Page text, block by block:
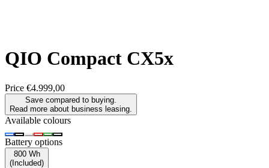
QIO Compact CX5x
Price €4.999,00
Save compared to buying.
Read more about business leasing.
Available colours
Battery options
800 Wh
( Included)